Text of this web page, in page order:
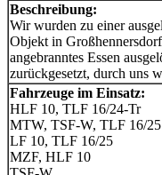
Beschreibung:
Wir wurden zu einer
Objekt in
angebranntes Essen
zurückgesetzt, durch uns
Fahrzeuge im Einsatz:
HLF 10, TLF 16/24-Tr
MTW, TSF-W, TLF 16/25
LF 10, TLF 16/25
MZF, HLF 10